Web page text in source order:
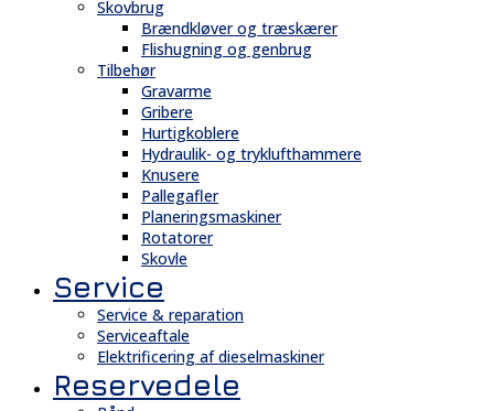
Skovbrug
Brændkløver og træskærer
Flishugning og genbrug
Tilbehør
Gravarme
Gribere
Hurtigkoblere
Hydraulik- og tryklufthammere
Knusere
Pallegafler
Planeringsmaskiner
Rotatorer
Skovle
Service
Service & reparation
Serviceaftale
Elektrificering af dieselmaskiner
Reservedele